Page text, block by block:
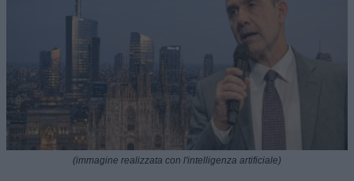
(immagine realizzata con l'intelligenza artificiale)